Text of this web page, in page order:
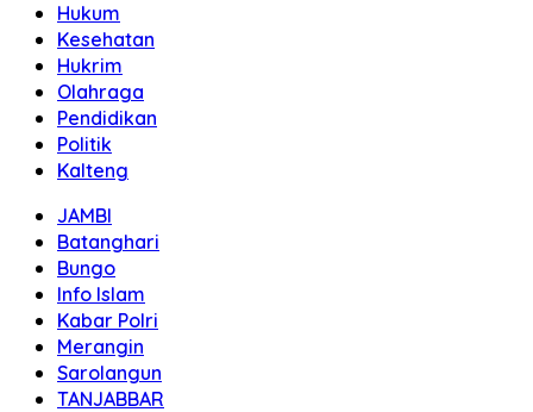
Hukum
Kesehatan
Hukrim
Olahraga
Pendidikan
Politik
Kalteng
JAMBI
Batanghari
Bungo
Info Islam
Kabar Polri
Merangin
Sarolangun
TANJABBAR